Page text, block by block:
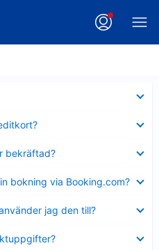
bekräftad?
bokning via Booking.com?
jag den till?